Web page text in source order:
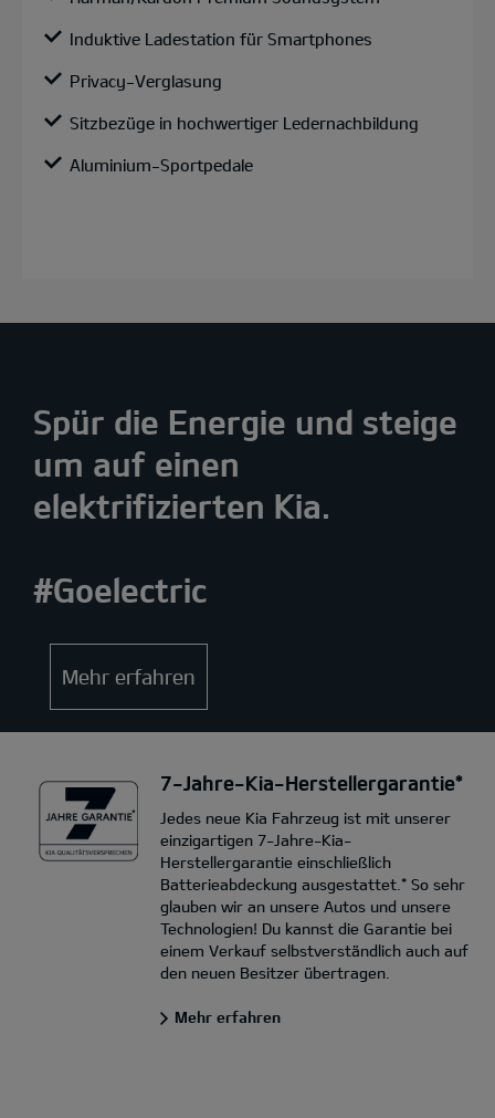
Induktive Ladestation für Smartphones
Privacy-Verglasung
Sitzbezüge in hochwertiger Ledernachbildung
Aluminium-Sportpedale
Spür die Energie und steige
um auf einen
elektrifizierten Kia.
#Goelectric
Mehr erfahren
7-Jahre-Kia-Herstellergarantie*
Jedes neue Kia Fahrzeug ist mit unserer
einzigartigen 7-Jahre-Kia-
Herstellergarantie einschließlich
Batterieabdeckung ausgestattet.* So sehr
glauben wir an unsere Autos und unsere
Technologien! Du kannst die Garantie bei
einem Verkauf selbstverständlich auch auf
den neuen Besitzer übertragen.
Mehr erfahren